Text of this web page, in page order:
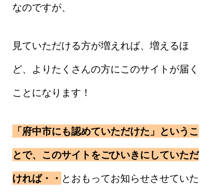
なのですが、
見ていただける方が増えれば、増えるほ
ど、よりたくさんの方にこのサイトが届く
ことになります！
「府中市にも認めていただけた」というこ
とで、このサイトをごひいきにしていただ
ければ・・ とおもってお知らせさせていた